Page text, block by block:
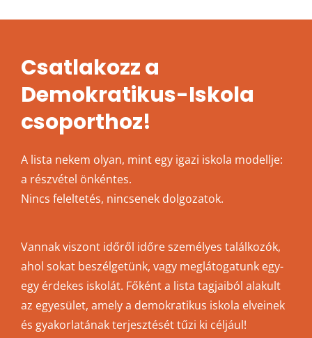
Csatlakozz a
Demokratikus-Iskola
csoporthoz!
A lista nekem olyan, mint egy igazi iskola modellje:
a részvétel önkéntes.
Nincs feleltetés, nincsenek dolgozatok.
Vannak viszont időről időre személyes találkozók,
ahol sokat beszélgetünk, vagy meglátogatunk egy-
egy érdekes iskolát. Főként a lista tagjaiból alakult
az egyesület, amely a demokratikus iskola elveinek
és gyakorlatának terjesztését tűzi ki céljául!